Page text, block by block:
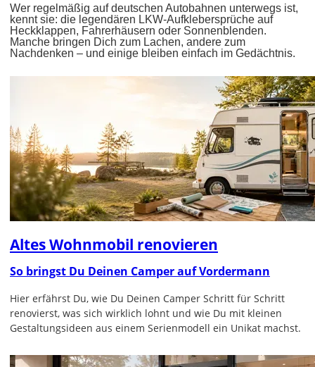
Wer regelmäßig auf deutschen Autobahnen unterwegs ist,
kennt sie: die legendären LKW-Aufklebersprüche auf
Heckklappen, Fahrerhäusern oder Sonnenblenden.
Manche bringen Dich zum Lachen, andere zum
Nachdenken – und einige bleiben einfach im Gedächtnis.
Altes Wohnmobil renovieren
So bringst Du Deinen Camper auf Vordermann
Hier erfährst Du, wie Du Deinen Camper Schritt für Schritt
renovierst, was sich wirklich lohnt und wie Du mit kleinen
Gestaltungsideen aus einem Serienmodell ein Unikat machst.